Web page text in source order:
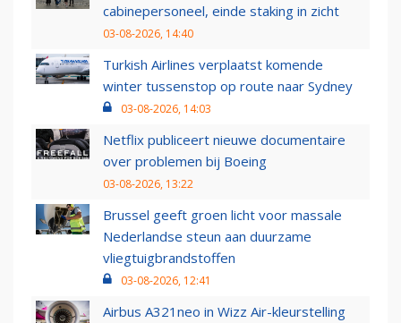
cabinepersoneel, einde staking in zicht
03-08-2026, 14:40
Turkish Airlines verplaatst komende
winter tussenstop op route naar Sydney
03-08-2026, 14:03
Netflix publiceert nieuwe documentaire
over problemen bij Boeing
03-08-2026, 13:22
Brussel geeft groen licht voor massale
Nederlandse steun aan duurzame
vliegtuigbrandstoffen
03-08-2026, 12:41
Airbus A321neo in Wizz Air-kleurstelling